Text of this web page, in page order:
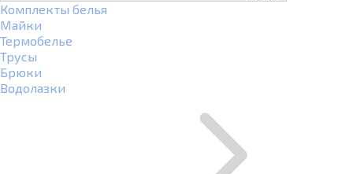
Комплекты белья
Майки
Термобелье
Трусы
Брюки
Водолазки